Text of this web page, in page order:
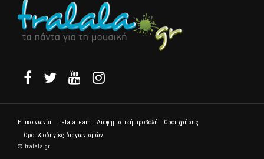
Επικοινωνία tralala team Διαφημιστική προβολή
Όροι χρήσης
Όροι & οδηγίες διαγωνισμών
© tralala.gr